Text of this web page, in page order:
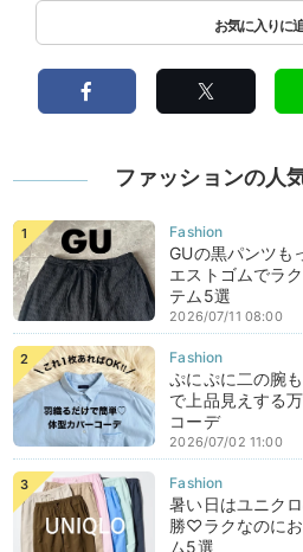
ファッションの人
GUの黒パンツも
エストゴムでラ
テム5選
2026/07/11 08:00
ぷにぷに二の腕
で上品見えする
コーデ
2026/07/02 11:00
暑い日はユニク
勝♡ラクなのに
ム5選